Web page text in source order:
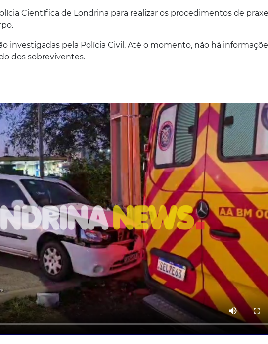
Científica de Londrina para realizar os procedimentos de
investigadas pela Polícia Civil. Até o momento, não há
dos sobreviventes.